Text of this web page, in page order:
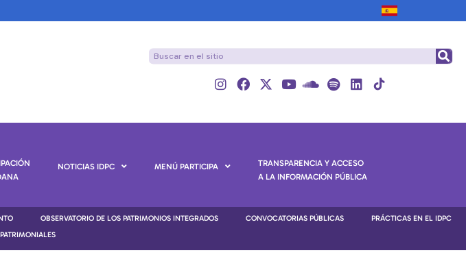
NOTICIAS IDPC MENÚ PARTICIPA
TRANSPARENCIA Y ACCESO
A LA INFORMACIÓN PÚBLICA
OBSERVATORIO DE LOS PATRIMONIOS INTEGRADOS CONVOCATORIAS PÚBLICAS
PRÁCTICAS EN EL IDPC